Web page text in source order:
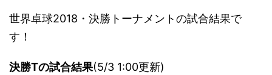
世界卓球2018・決勝トーナメントの試合結果で
す！
決勝Tの試合結果(5/3 1:00更新)